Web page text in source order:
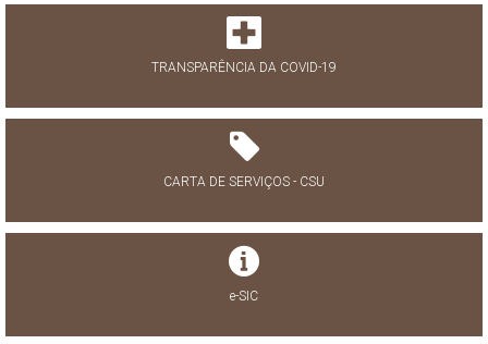
TRANSPARÊNCIA DA COVID-19
CARTA DE SERVIÇOS - CSU
e-SIC